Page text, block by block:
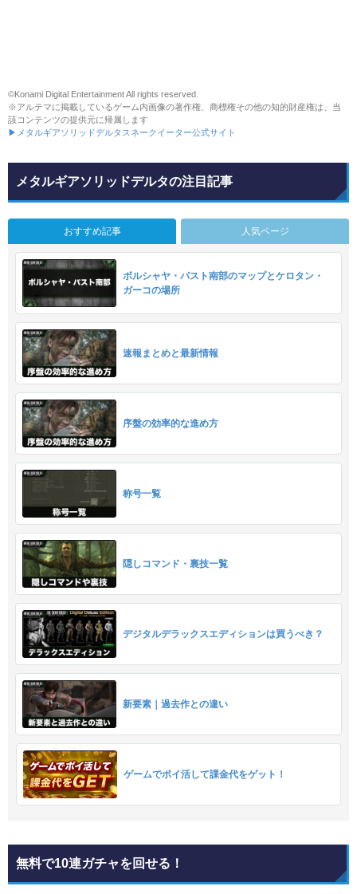
©Konami Digital Entertainment All rights reserved.
※アルテマに掲載しているゲーム内画像の著作権、商標権その他の知的財産権は、当
該コンテンツの提供元に帰属します
▶メタルギアソリッドデルタスネークイーター公式サイト
メタルギアソリッドデルタの注目記事
おすすめ記事 人気ページ
ボルシャヤ・パスト南部のマップとケロタン・
ガーコの場所
速報まとめと最新情報
序盤の効率的な進め方
称号一覧
隠しコマンド・裏技一覧
デジタルデラックスエディションは買うべき？
新要素｜過去作との違い
ゲームでポイ活して課金代をゲット！
無料で10連ガチャを回せる！